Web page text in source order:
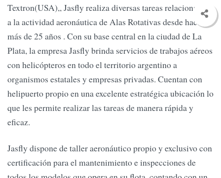
Textron(USA),, Jasfly realiza diversas tareas relacionadas
a la actividad aeronáutica de Alas Rotativas desde hace
más de 25 años . Con su base central en la ciudad de La
Plata, la empresa Jasfly brinda servicios de trabajos aéreos
con helicópteros en todo el territorio argentino a
organismos estatales y empresas privadas. Cuentan con
helipuerto propio en una excelente estratégica ubicación lo
que les permite realizar las tareas de manera rápida y
eficaz.
Jasfly dispone de taller aeronáutico propio y exclusivo con
certificación para el mantenimiento e inspecciones de